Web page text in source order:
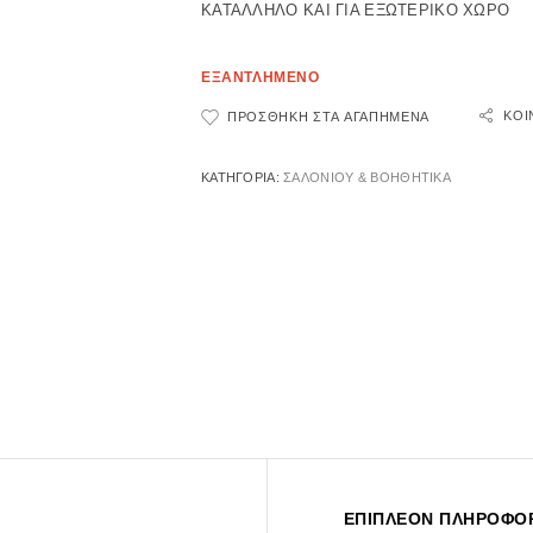
ΚΑΤΑΛΛΗΛΟ ΚΑΙ ΓΙΑ ΕΞΩΤΕΡΙΚΟ ΧΩΡΟ
ΕΞΑΝΤΛΗΜΕΝΟ
ΠΡΟΣΘΉΚΗ ΣΤΑ ΑΓΑΠΗΜΈΝΑ
ΚΑΤΗΓΟΡΊΑ:ΣΑΛΟΝΙΟΥ & ΒΟΗΘΗΤΙΚΑ
ΕΠΙΠΛΈΟΝ